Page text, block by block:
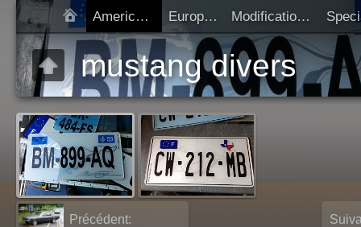
Americaines Europeen Modification SIV
mustang divers
Démarrer
Précédent: